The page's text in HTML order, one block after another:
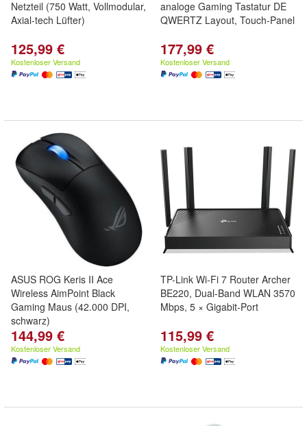
Netzteil (750 Watt, Vollmodular,
Axial-tech Lüfter)
125,99 €
Kostenloser Versand
analoge Gaming Tastatur DE
QWERTZ Layout, Touch-Panel
177,99 €
Kostenloser Versand
ASUS ROG Keris II Ace
Wireless AimPoint Black
Gaming Maus (42.000 DPI,
schwarz)
144,99 €
Kostenloser Versand
TP-Link Wi-Fi 7 Router Archer
BE220, Dual-Band WLAN 3570
Mbps, 5 × Gigabit-Port
115,99 €
Kostenloser Versand